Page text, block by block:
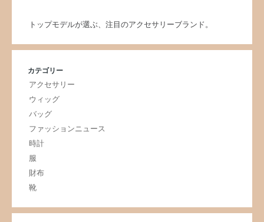
トップモデルが選ぶ、注目のアクセサリーブランド。
カテゴリー
アクセサリー
ウィッグ
バッグ
ファッションニュース
時計
服
財布
靴